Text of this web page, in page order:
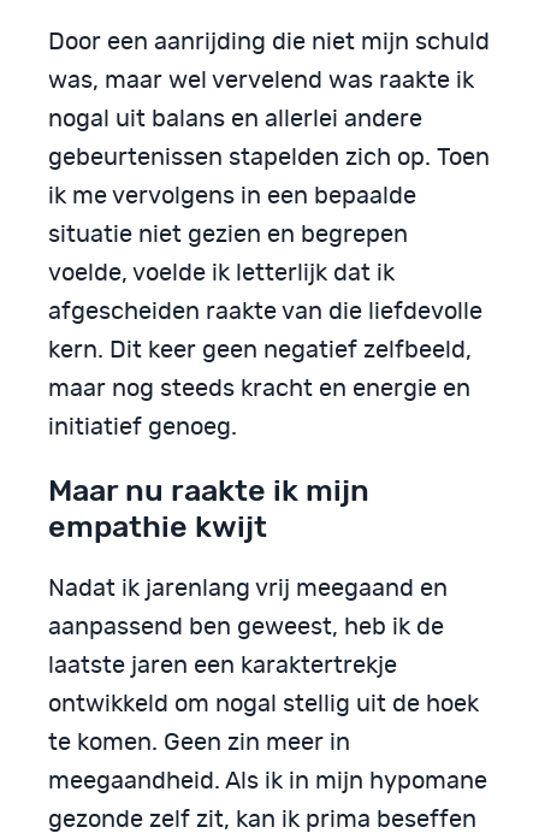
Door een aanrijding die niet mijn schuld
was, maar wel vervelend was raakte ik
nogal uit balans en allerlei andere
gebeurtenissen stapelden zich op. Toen
ik me vervolgens in een bepaalde
situatie niet gezien en begrepen
voelde, voelde ik letterlijk dat ik
afgescheiden raakte van die liefdevolle
kern. Dit keer geen negatief zelfbeeld,
maar nog steeds kracht en energie en
initiatief genoeg.
Maar nu raakte ik mijn
empathie kwijt
Nadat ik jarenlang vrij meegaand en
aanpassend ben geweest, heb ik de
laatste jaren een karaktertrekje
ontwikkeld om nogal stellig uit de hoek
te komen. Geen zin meer in
meegaandheid. Als ik in mijn hypomane
gezonde zelf zit, kan ik prima beseffen